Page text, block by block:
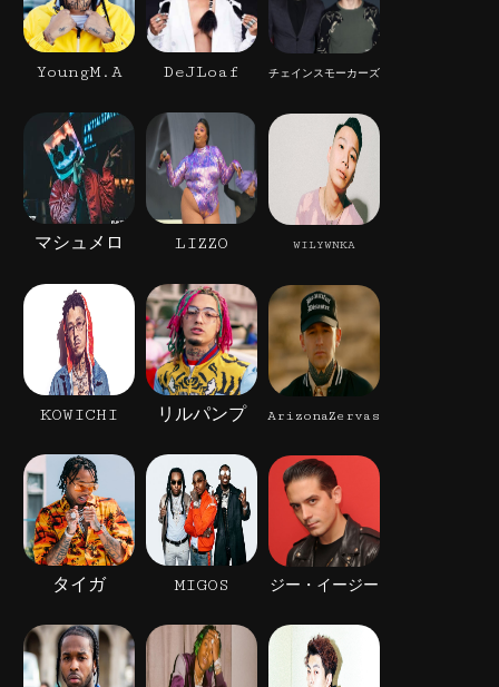
YoungM.A DeJLoaf チェインスモーカーズ
マシュメロ LIZZO WILYWNKA
KOWICHI リルパンプ ArizonaZervas
タイガ MIGOS ジー・イージー